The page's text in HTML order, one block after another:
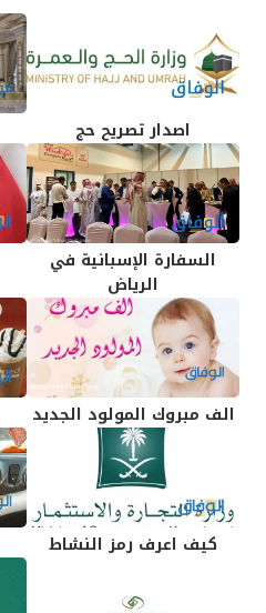
اصدار تصريح حج
السفارة الإسبانية في
الرياض
الف مبروك المولود الجديد
كيف اعرف رمز النشاط